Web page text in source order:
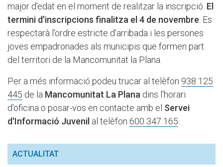
major d'edat en el moment de realitzar la inscripció. El
termini d'inscripcions finalitza el 4 de novembre . Es
respectarà l'ordre estricte d'arribada i les persones
joves empadronades als municipis que formen part
del territori de la Mancomunitat la Plana.
Per a més informació podeu trucar al telèfon 938 125
445 de la Mancomunitat La Plana dins l'horari
d'oficina o posar-vos en contacte amb el Servei
d'Informació Juvenil al telèfon 600 347 165
ACTUALITAT